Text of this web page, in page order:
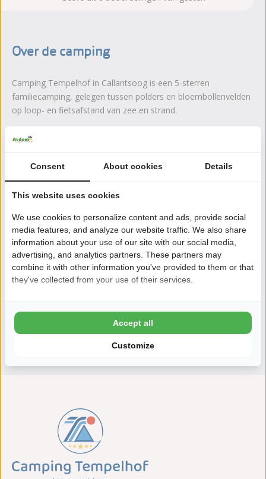
Over de camping
Camping Tempelhof in Callantsoog is een 5-sterren
familiecamping, gelegen tussen polders en bloembollenvelden
op loop- en fietsafstand van zee en strand.
Zeker boeken!
Na het boeken heb je nog 24 uur bedenktijd om
kosteloos te wijzigen of te annuleren.
Daarom boek je bij Tempelhof
8,4 Ardoer Gastenbeoordeling
Kinderen tot 2 jaar gratis
ANWB 5 sterren Top camping
Consent About cookies Details
This website uses cookies
We use cookies to personalize content and ads, provide social
media features, and analyze our website traffic. We also share
information about your use of our site with our social media,
advertising, and analytics partners. These partners may
combine it with other information you've provided to them or that
they've collected from your use of their services.
Customize
Accept all